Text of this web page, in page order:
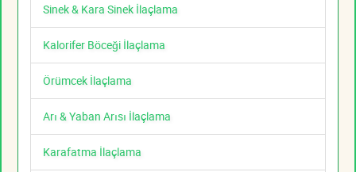
Sinek & Kara Sinek İlaçlama
Kalorifer Böceği İlaçlama
Örümcek İlaçlama
Arı & Yaban Arısı İlaçlama
Karafatma İlaçlama